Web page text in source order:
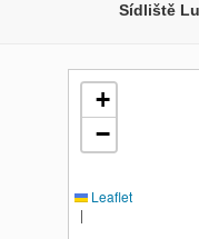
Sídliště
+
−
Leaflet
|